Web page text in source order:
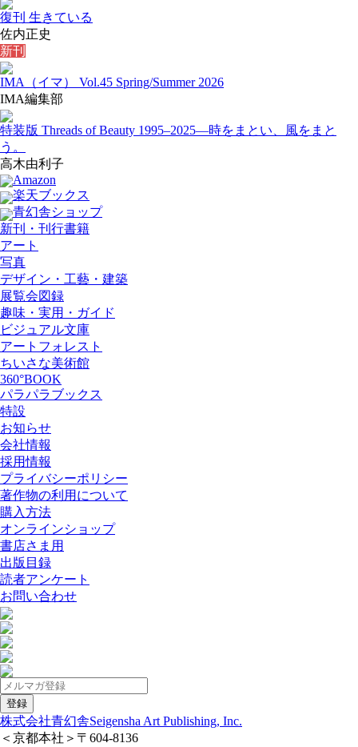
復刊 生きている
佐内正史
新刊
IMA（イマ） Vol.45 Spring/Summer 2026
IMA編集部
特装版 Threads of Beauty 1995–2025―時をまとい、風をまと
う。
高木由利子
Amazon
楽天ブックス
青幻舎ショップ
新刊・刊行書籍
アート
写真
デザイン・工藝・建築
展覧会図録
趣味・実用・ガイド
ビジュアル文庫
アートフォレスト
ちいさな美術館
360°BOOK
パラパラブックス
特設
お知らせ
会社情報
採用情報
プライバシーポリシー
著作物の利用について
購入方法
オンラインショップ
書店さま用
出版目録
読者アンケート
お問い合わせ
株式会社青幻舎Seigensha Art Publishing, Inc.
＜京都本社＞ 〒604-8136